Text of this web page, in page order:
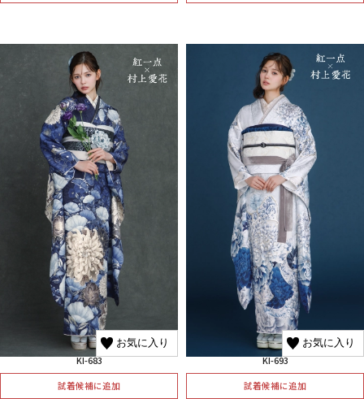
お気に入り
KI-683
試着候補に追加
お気に入り
KI-693
試着候補に追加